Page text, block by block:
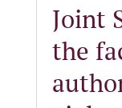
Joint
the